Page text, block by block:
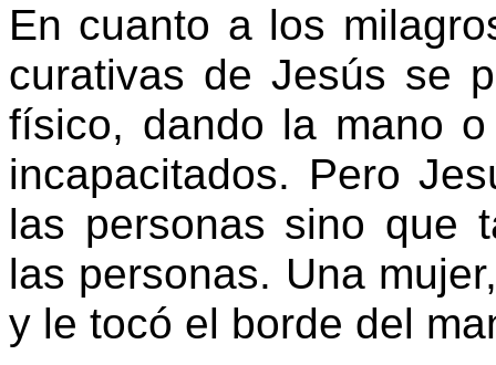
En cuanto a los
curativas de Jesús se
físico, dando la mano
incapacitados. Pero
las personas sino que
las personas. Una
y le tocó el borde del